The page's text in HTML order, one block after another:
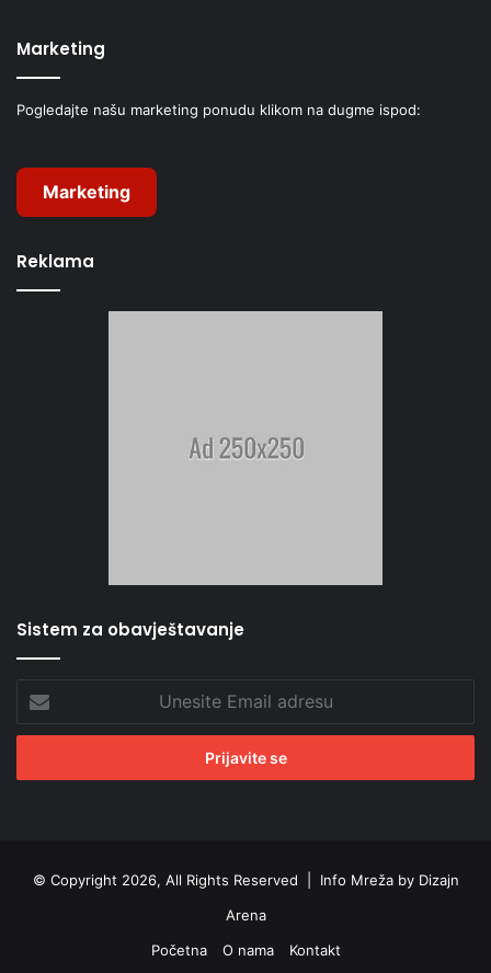
Marketing
Pogledajte našu marketing ponudu klikom na dugme ispod:
Marketing
Reklama
Sistem za obavještavanje
Email
adresu
© Copyright 2026, All Rights Reserved | Info Mreža by Dizajn
Arena
Početna
O nama Kontakt